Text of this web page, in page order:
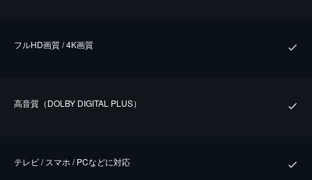
フルHD画質 / 4K画質
⾼⾳質（DOLBY DIGITAL PLUS）
テレビ / スマホ / PCなどに対応